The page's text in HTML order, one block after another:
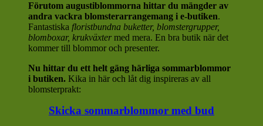
Förutom augustiblommorna hittar du mängder av
andra vackra blomsterarrangemang i e-butiken.
Fantastiska floristbundna buketter, blomstergrupper,
blomboxar, krukväxter med mera. En bra butik när det
kommer till blommor och presenter.
Nu hittar du ett helt gäng härliga sommarblommor
i butiken. Kika in här och låt dig inspireras av all
blomsterprakt:
Skicka sommarblommor med bud